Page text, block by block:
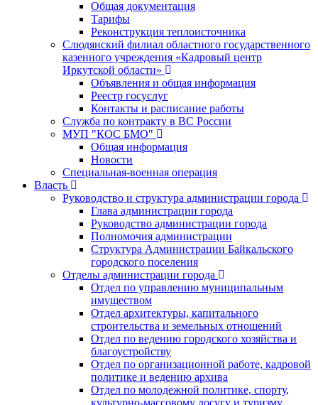
Общая документация
Тарифы
Реконструкция теплоисточника
Слюдянский филиал областного государственного
казенного учреждения «Кадровый центр
Иркутской области»
Объявления и общая информация
Реестр госуслуг
Контакты и расписание работы
Служба по контракту в ВС России
МУП "КОС БМО"
Общая информация
Новости
Специальная-военная операция
Власть
Руководство и структура администрации города
Глава администрации города
Руководство администрации города
Полномочия администрации
Структура Администрации Байкальского
городского поселения
Отделы администрации города
Отдел по управлению муниципальным
имуществом
Отдел архитектуры, капитального
строительства и земельных отношений
Отдел по ведению городского хозяйства и
благоустройству
Отдел по организационной работе, кадровой
политике и ведению архива
Отдел по молодежной политике, спорту,
культурно-массовому досугу и туризму